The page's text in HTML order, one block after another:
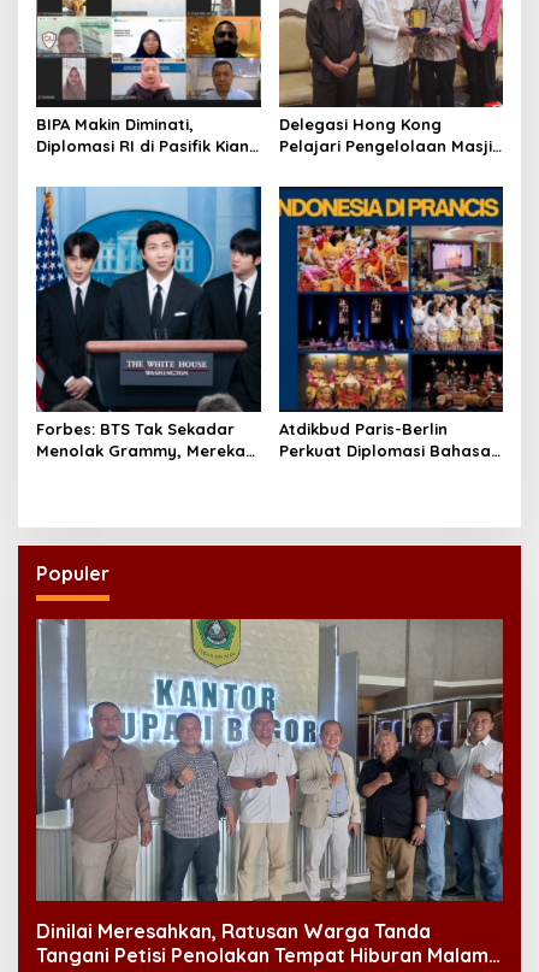
BIPA Makin Diminati,
Diplomasi RI di Pasifik Kian
Delegasi Hong Kong
Pelajari Pengelolaan Masjid
Forbes: BTS Tak Sekadar
Menolak Grammy, Mereka
Atdikbud Paris-Berlin
Perkuat Diplomasi Bahasa
Populer
Dinilai Meresahkan, Ratusan Warga Tanda
Tangani Petisi Penolakan Tempat Hiburan Malam